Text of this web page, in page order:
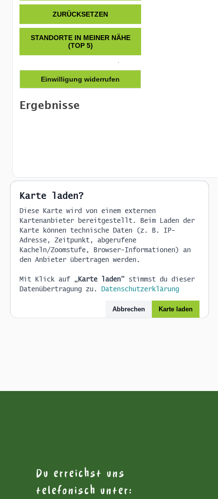
Karte laden?
Diese Karte wird von einem externen
Kartenanbieter bereitgestellt. Beim Laden der
Karte können technische Daten (z. B. IP-
Adresse, Zeitpunkt, abgerufene
Kacheln/Zoomstufe, Browser-Informationen) an
den Anbieter übertragen werden.
Mit Klick auf „Karte laden“ stimmst du dieser
Datenübertragung zu. Datenschutzerklärung
Abbrechen Karte laden
ZURÜCKSETZEN
STANDORTE IN MEINER NÄHE
(TOP 5)
Einwilligung widerrufen
Ergebnisse
Du erreichst uns
telefonisch unter: